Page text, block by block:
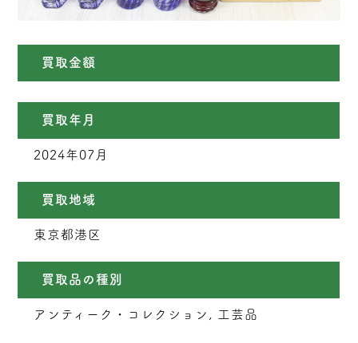
買取金額
買取年月
2024年07月
買取地域
東京都港区
買取品の種別
アンティーク・コレクション, 工芸品